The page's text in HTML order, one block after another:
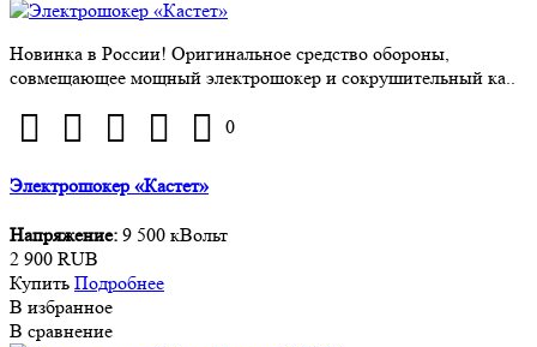
Новинка в России! Оригинальное средство обороны,
совмещающее мощный электрошокер и сокрушительный ка..
0
Электрошокер «Кастет»
Напряжение: 9 500 кВольт
2 900 RUB
Купить Подробнее
В избранное
В сравнение